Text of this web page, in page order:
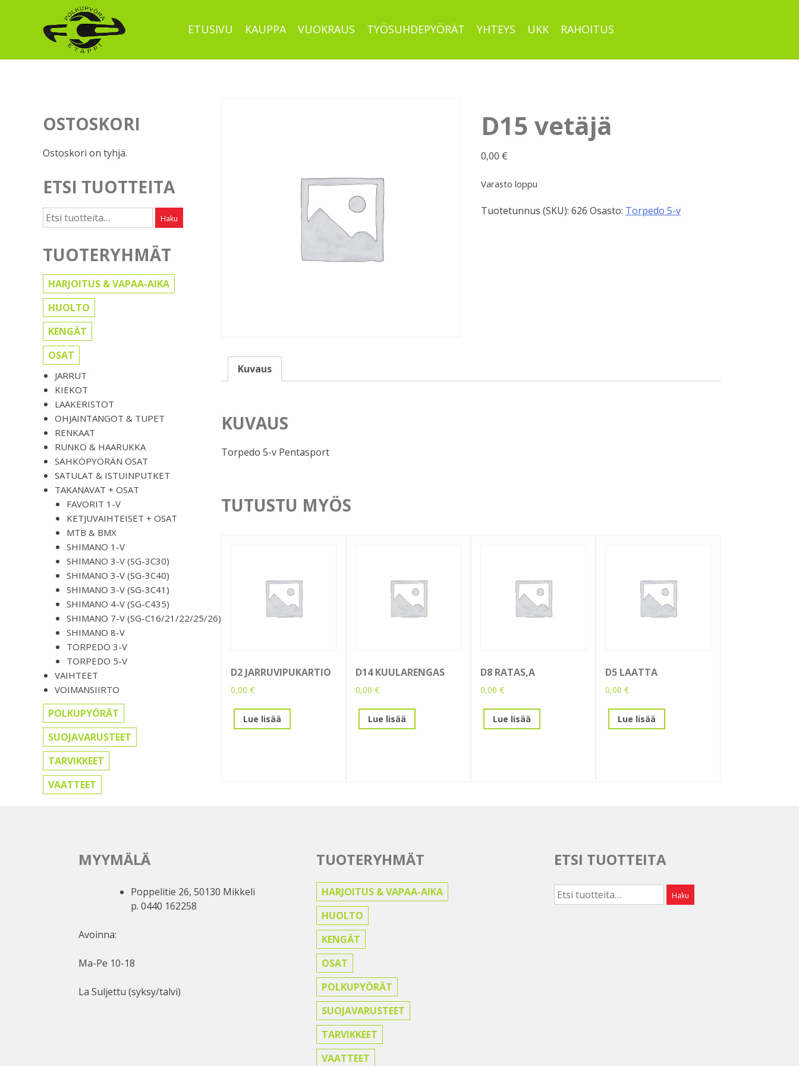
ETUSIVU KAUPPA VUOKRAUS TYÖSUHDEPYÖRÄT YHTEYS UKK RAHOITUS
OSTOSKORI
Ostoskori on tyhjä.
ETSI TUOTTEITA
Etsi: Haku
TUOTERYHMÄT
HARJOITUS & VAPAA-AIKA
HUOLTO
KENGÄT
OSAT
JARRUT
KIEKOT
LAAKERISTOT
OHJAINTANGOT & TUPET
RENKAAT
RUNKO & HAARUKKA
SÄHKÖPYÖRÄN OSAT
SATULAT & ISTUINPUTKET
TAKANAVAT + OSAT
FAVORIT 1-V
KETJUVAIHTEISET + OSAT
MTB & BMX
SHIMANO 1-V
SHIMANO 3-V (SG-3C30)
SHIMANO 3-V (SG-3C40)
SHIMANO 3-V (SG-3C41)
SHIMANO 4-V (SG-C435)
SHIMANO 7-V (SG-C16/21/22/25/26)
SHIMANO 8-V
TORPEDO 3-V
TORPEDO 5-V
VAIHTEET
VOIMANSIIRTO
POLKUPYÖRÄT
SUOJAVARUSTEET
TARVIKKEET
VAATTEET
D15 vetäjä
0,00 €
Varasto loppu
Tuotetunnus (SKU): 626 Osasto: Torpedo 5-v
Kuvaus
KUVAUS
Torpedo 5-v Pentasport
TUTUSTU MYÖS
D2 JARRUVIPUKARTIO
0,00 €
Lue lisää
D14 KUULARENGAS
0,00 €
Lue lisää
D8 RATAS,A
0,00 €
Lue lisää
D5 LAATTA
0,00 €
Lue lisää
MYYMÄLÄ
Poppelitie 26, 50130 Mikkeli
p. 0440 162258
Avoinna:
Ma-Pe 10-18
La Suljettu (syksy/talvi)
TUOTERYHMÄT
HARJOITUS & VAPAA-AIKA
HUOLTO
KENGÄT
OSAT
POLKUPYÖRÄT
SUOJAVARUSTEET
TARVIKKEET
VAATTEET
ETSI TUOTTEITA
Etsi: Haku